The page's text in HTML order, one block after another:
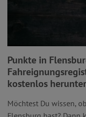
Punkte in
kostenlos
Möchtest Du wissen,